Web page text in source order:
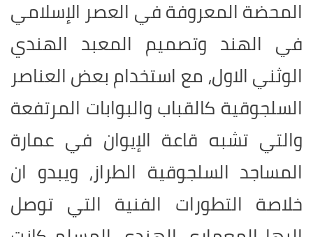
المحضة المعروفة في العصر الإسلامي
في الهند وتصميم المعبد الهندي
الوثني الاول، مع استخدام بعض العناصر
السلجوقية كالقباب والبوابات المرتفعة
والتي تشبه قاعة الإيوان في عمارة
المساجد السلجوقية الطراز، ويبدو ان
خلاصة التطورات الفنية التي توصل